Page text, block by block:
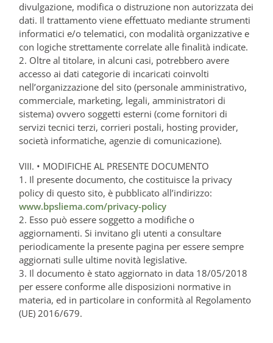
divulgazione, modifica o distruzione non autorizzata dei
dati. Il trattamento viene effettuato mediante strumenti
informatici e/o telematici, con modalità organizzative e
con logiche strettamente correlate alle finalità indicate.
2. Oltre al titolare, in alcuni casi, potrebbero avere
accesso ai dati categorie di incaricati coinvolti
nell’organizzazione del sito (personale amministrativo,
commerciale, marketing, legali, amministratori di
sistema) ovvero soggetti esterni (come fornitori di
servizi tecnici terzi, corrieri postali, hosting provider,
società informatiche, agenzie di comunicazione).
VIII. • MODIFICHE AL PRESENTE DOCUMENTO
1. Il presente documento, che costituisce la privacy
policy di questo sito, è pubblicato all’indirizzo:
www.bpsliema.com/privacy-policy
2. Esso può essere soggetto a modifiche o
aggiornamenti. Si invitano gli utenti a consultare
periodicamente la presente pagina per essere sempre
aggiornati sulle ultime novità legislative.
3. Il documento è stato aggiornato in data 18/05/2018
per essere conforme alle disposizioni normative in
materia, ed in particolare in conformità al Regolamento
(UE) 2016/679.